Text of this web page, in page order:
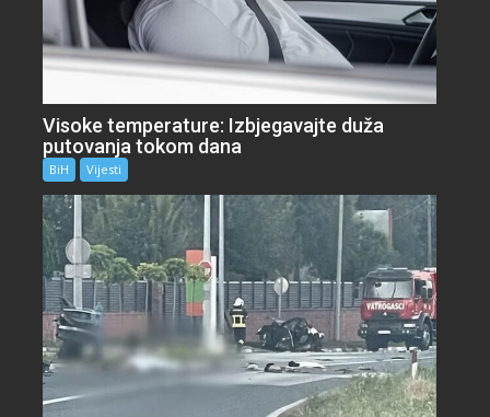
Visoke temperature: Izbjegavajte duža
putovanja tokom dana
BiH Vijesti